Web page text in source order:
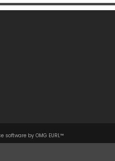
software by OMG EURL™